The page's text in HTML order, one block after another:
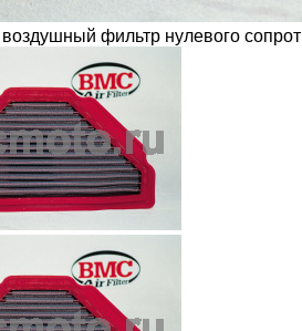
воздушный фильтр нулевого